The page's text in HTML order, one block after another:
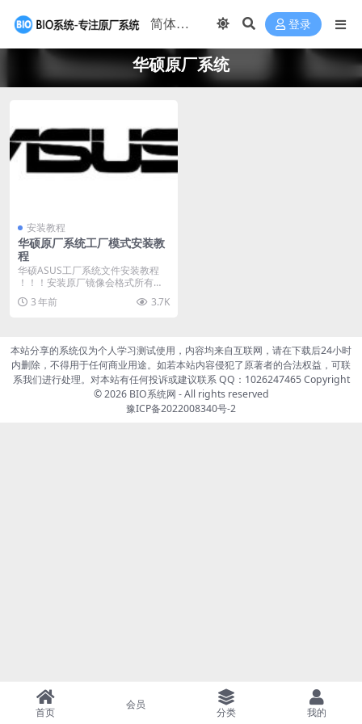
登录
华硕原厂系统
安装教程
华硕原厂系统工厂模式安装教
程
华硕ASUS工厂系统文件安装教程
！！！安装原厂镜像会格式所有数
据，请备份重要资...
3 年前 3.7K
本站分享的系统仅为个人学习测试使用，内容均来自互联网，请在下载后24小时
内删除，不得用于任何商业用途。如若本站内容侵犯了原著者的合法权益，可联
系我们进行处理。对本站有任何投诉或建议联系 QQ：1026247465 Copyright
© 2026 BIO系统网 - All rights reserved
豫ICP备2022008340号-2
首页
会员
分类 我的